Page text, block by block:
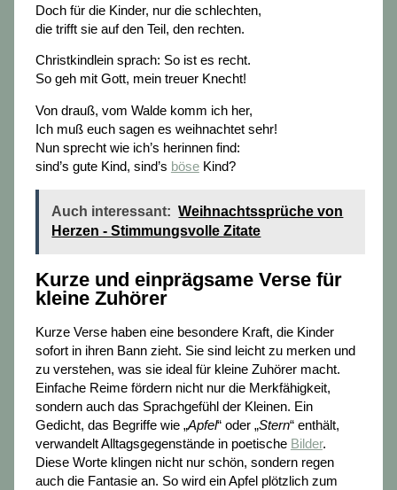
Doch für die Kinder, nur die schlechten,
die trifft sie auf den Teil, den rechten.
Christkindlein sprach: So ist es recht.
So geh mit Gott, mein treuer Knecht!
Von drauß, vom Walde komm ich her,
Ich muß euch sagen es weihnachtet sehr!
Nun sprecht wie ich’s herinnen find:
sind’s gute Kind, sind’s böseKind?
Auch interessant: Weihnachtssprüche von
Herzen - Stimmungsvolle Zitate
Kurze und einprägsame Verse für
kleine Zuhörer
Kurze Verse haben eine besondere Kraft, die Kinder
sofort in ihren Bann zieht. Sie sind leicht zu merken und
zu verstehen, was sie ideal für kleine Zuhörer macht.
Einfache Reime fördern nicht nur die Merkfähigkeit,
sondern auch das Sprachgefühl der Kleinen. Ein
Gedicht, das Begriffe wie „Apfel“ oder „Stern“ enthält,
verwandelt Alltagsgegenstände in poetische Bilder.
Diese Worte klingen nicht nur schön, sondern regen
auch die Fantasie an. So wird ein Apfel plötzlich zum